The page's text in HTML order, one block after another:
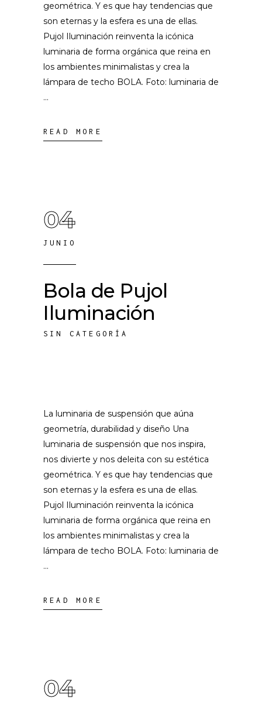
geométrica. Y es que hay tendencias que
son eternas y la esfera es una de ellas.
Pujol Iluminación reinventa la icónica
luminaria de forma orgánica que reina en
los ambientes minimalistas y crea la
lámpara de techo BOLA. Foto: luminaria de
READ MORE
04
JUNIO
Bola de Pujol
Iluminación
SIN CATEGORÍA
La luminaria de suspensión que aúna
geometría, durabilidad y diseño Una
luminaria de suspensión que nos inspira,
nos divierte y nos deleita con su estética
geométrica. Y es que hay tendencias que
son eternas y la esfera es una de ellas.
Pujol Iluminación reinventa la icónica
luminaria de forma orgánica que reina en
los ambientes minimalistas y crea la
lámpara de techo BOLA. Foto: luminaria de
READ MORE
04